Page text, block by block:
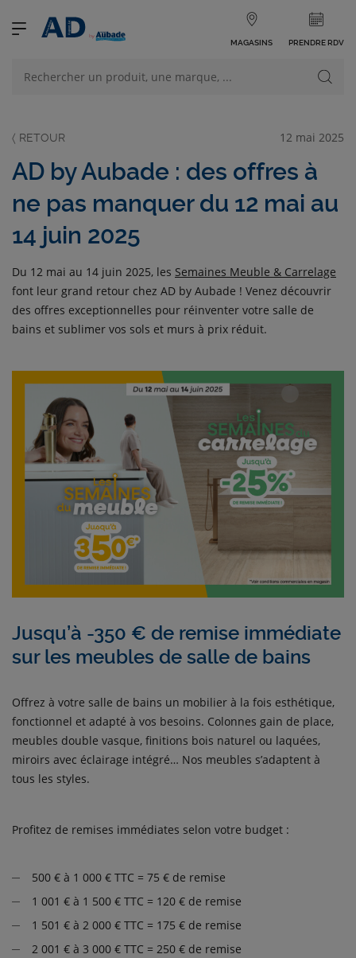
MAGASINS PRENDRE RDV
NOS PRODUITS VOIR TOUS LES PRODUITS
NOS CATÉGORIES
12 mai 2025
AD by Aubade : des offres à
ne pas manquer du 12 mai au
14 juin 2025
Du 12 mai au 14 juin 2025, les Semaines Meuble & Carrelage
font leur grand retour chez AD by Aubade ! Venez découvrir
des offres exceptionnelles pour réinventer votre salle de
bains et sublimer vos sols et murs à prix réduit.
Jusqu’à -350 € de remise immédiate
sur les meubles de salle de bains
Offrez à votre salle de bains un mobilier à la fois esthétique,
fonctionnel et adapté à vos besoins. Colonnes gain de place,
meubles double vasque, finitions bois naturel ou laquées,
miroirs avec éclairage intégré… Nos meubles s’adaptent à
tous les styles.
Profitez de remises immédiates selon votre budget :
500 € à 1 000 € TTC = 75 € de remise
1 001 € à 1 500 € TTC = 120 € de remise
1 501 € à 2 000 € TTC = 175 € de remise
2 001 € à 3 000 € TTC = 250 € de remise